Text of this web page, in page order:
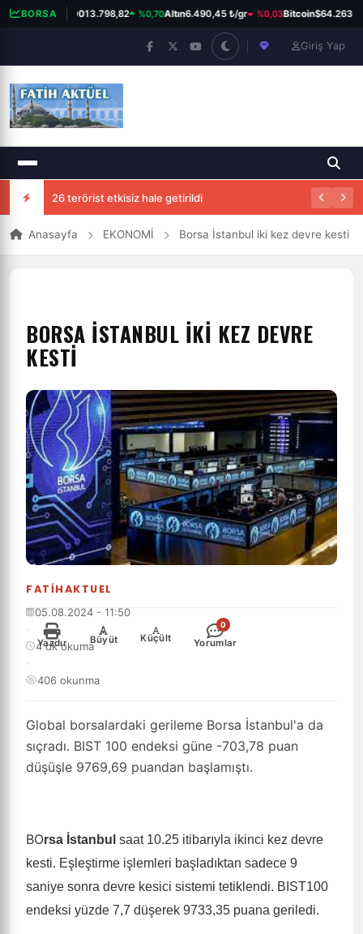
BORSA
BIST 10013.798,82 %0,70Altın6.490,45 ₺/gr %0,03Bitcoin$64.263
Giriş Yap
26 terörist etkisiz hale getirildi
Anasayfa EKONOMİ Borsa İstanbul iki kez devre kesti
FATIHAKTUEL
BORSA İSTANBUL IKI KEZ DEVRE
KESTI
Global borsalardaki gerileme Borsa İstanbul'a da
sıçradı. BIST 100 endeksi güne -703,78 puan
düşüşle 9769,69 puandan başlamıştı.
05.08.2024 - 11:50
·
4 dk okuma
·
406 okunma
Yazdır
+
Büyüt
-
Küçült
0
Yorumlar
BOrsa İstanbul saat 10.25 itibarıyla ikinci kez devre
kesti. Eşleştirme işlemleri başladıktan sadece 9
saniye sonra devre kesici sistemi tetiklendi. BIST100
endeksi yüzde 7,7 düşerek 9733,35 puana geriledi.